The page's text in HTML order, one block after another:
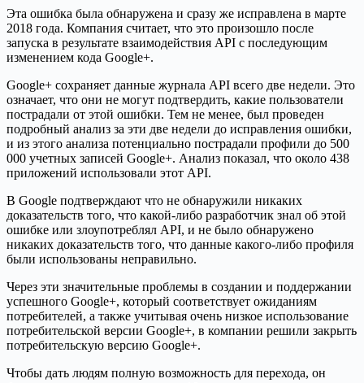
Эта ошибка была обнаружена и сразу же исправлена в марте
2018 года. Компания считает, что это произошло после
запуска в результате взаимодействия API с последующим
изменением кода Google+.
Google+ сохраняет данные журнала API всего две недели. Это
означает, что они не могут подтвердить, какие пользователи
пострадали от этой ошибки. Тем не менее, был проведен
подробный анализ за эти две недели до исправления ошибки,
и из этого анализа потенциально пострадали профили до 500
000 учетных записей Google+. Анализ показал, что около 438
приложений использовали этот API.
В Google подтверждают что не обнаружили никаких
доказательств того, что какой-либо разработчик знал об этой
ошибке или злоупотреблял API, и не было обнаружено
никаких доказательств того, что данные какого-либо профиля
были использованы неправильно.
Через эти значительные проблемы в создании и поддержании
успешного Google+, который соответствует ожиданиям
потребителей, а также учитывая очень низкое использование
потребительской версии Google+, в компании решили закрыть
потребительскую версию Google+.
Чтобы дать людям полную возможность для перехода, он